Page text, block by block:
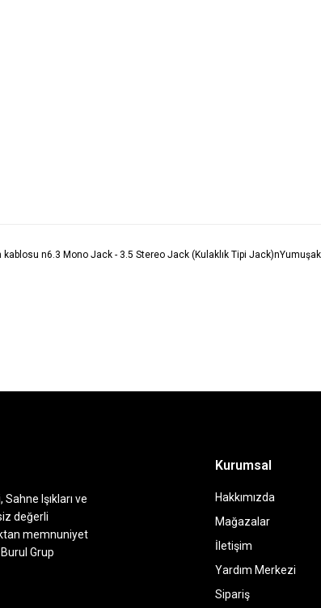
n6.3 Mono Jack - 3.5 Stereo Jack (Kulaklık Tipi
Işıkları ve
değerli
memnuniyet
Grup
Kurumsal
Hakkımızda
Mağazalar
İletişim
Yardım Merkezi
Sipariş